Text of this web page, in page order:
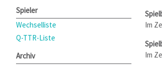
Spieler
Wechselliste
Q-TTR-Liste
Archiv
Im
Im